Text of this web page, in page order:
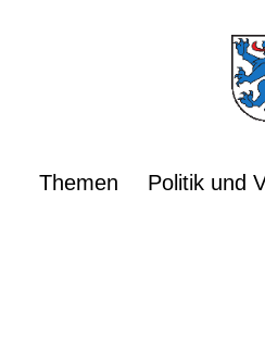
Themen Politik und